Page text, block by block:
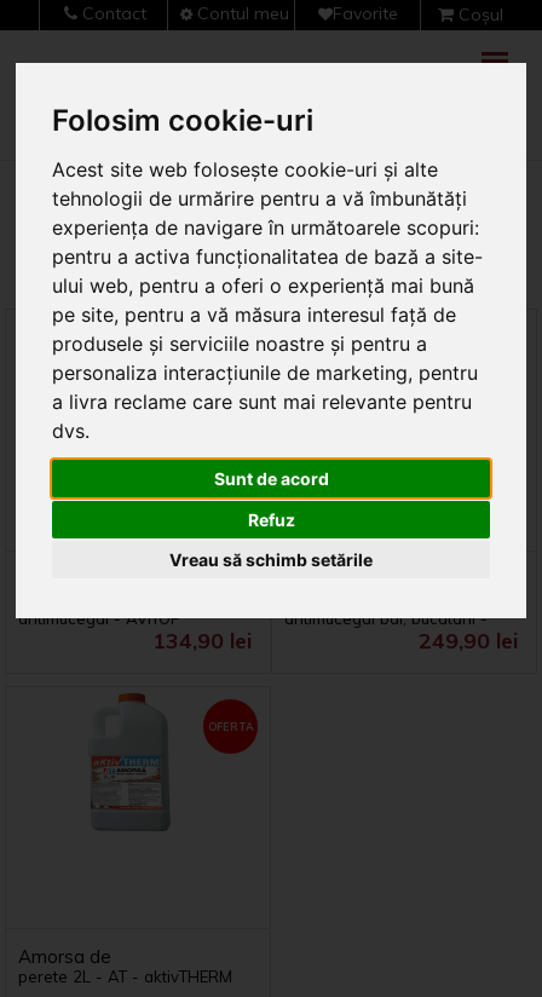
Folosim cookie-uri
Acest site web folosește cookie-uri și alte
tehnologii de urmărire pentru a vă îmbunătăți
experiența de navigare în următoarele scopuri:
pentru a activa funcționalitatea de bază a site-
ului web, pentru a oferi o experiență mai bună
pe site, pentru a vă măsura interesul față de
produsele și serviciile noastre și pentru a
personaliza interacțiunile de marketing, pentru
a livra reclame care sunt mai relevante pentru
dvs.
Sunt de acord
Refuz
Vreau să schimb setările
Coșul
Contact Contul meu Favorite
Acasa > Lavabile Si Vopsele Speciale >
Avitop Pentru
Baie Si Bucatarie
AVITOP PENTRU BAIE SI BUCATARIE
NOU OFERTA
antimucegai - AVITOP
134,90 lei
antimucegai bai, bucatarii -
249,90 lei
OFERTA
Amorsa de
perete 2L - AT - aktivTHERM